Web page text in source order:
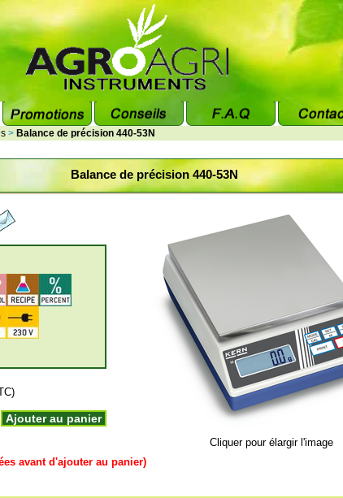
> Balance de précision 440-53N
Balance de précision 440-53N
Cliquer pour élargir l'image
Ajouter au panier
avant d'ajouter au panier)